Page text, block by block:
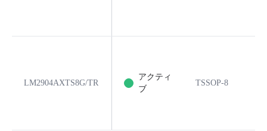
LM2904AXTS8G/TR
アクティ
ブ
TSSOP-8